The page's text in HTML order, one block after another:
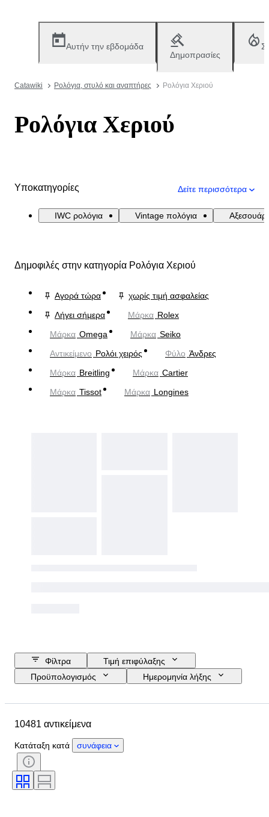
Αυτήν την εβδομάδα
Δημοπρασίες
Catawiki Ρολόγια, στυλό και αναπτήρες Ρολόγια Χεριού
Ρολόγια Χεριού
Υποκατηγορίες Δείτε περισσότερα
IWC ρολόγια Vintage πολόγια Αξεσουάρ
Δημοφιλές στην κατηγορία Ρολόγια Χεριού
Αγορά τώρα
χωρίς τιμή ασφαλείας
Λήγει σήμερα
Μάρκα Rolex
Μάρκα Omega Μάρκα Seiko
Αντικείμενο Ρολόι χειρός Φύλο Άνδρες
Μάρκα Breitling Μάρκα Cartier
Μάρκα Tissot Μάρκα Longines
Φίλτρα
Τιμή επιφύλαξης
Προϋπολογισμός
Ημερομηνία λήξης
Λουράκι ρολογιού - μήκος
Country of origin
Φύλο
Κατάσταση
Πιστοποίηση
Γλώσσα
10481 αντικείμενα
Κατάταξη κατά συνάφεια